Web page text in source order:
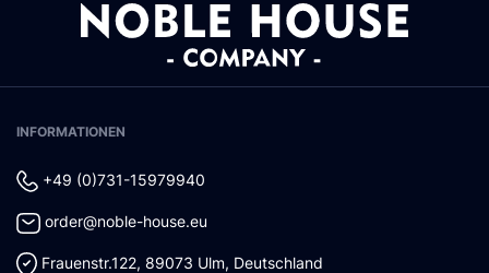
INFORMATIONEN
+49 (0)731-15979940
order@noble-house.eu
Frauenstr.122, 89073 Ulm, Deutschland